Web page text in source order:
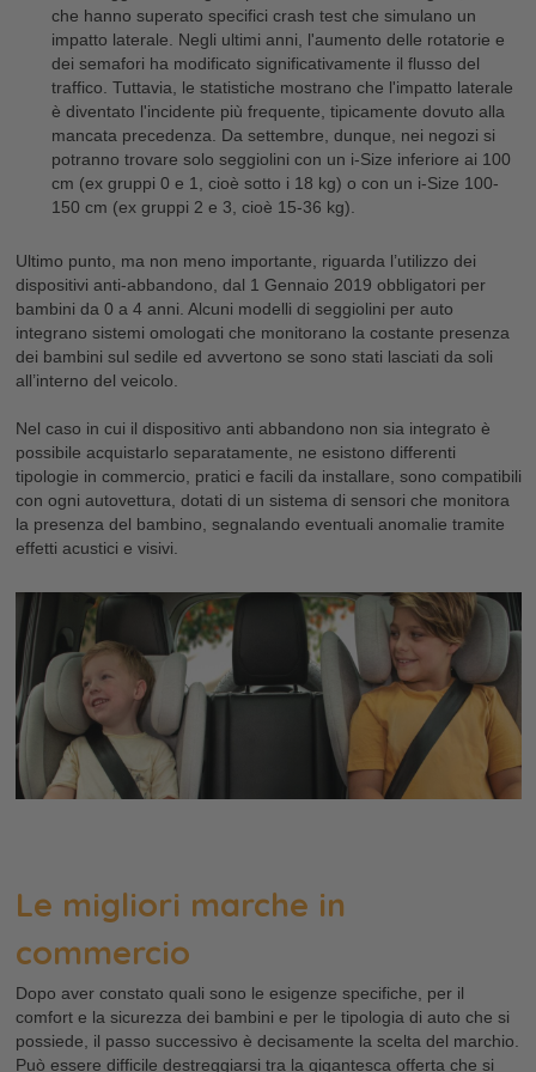
che hanno superato specifici crash test che simulano un
impatto laterale. Negli ultimi anni, l'aumento delle rotatorie e
dei semafori ha modificato significativamente il flusso del
traffico. Tuttavia, le statistiche mostrano che l'impatto laterale
è diventato l'incidente più frequente, tipicamente dovuto alla
mancata precedenza. Da settembre, dunque, nei negozi si
potranno trovare solo seggiolini con un i-Size inferiore ai 100
cm (ex gruppi 0 e 1, cioè sotto i 18 kg) o con un i-Size 100-
150 cm (ex gruppi 2 e 3, cioè 15-36 kg).
Ultimo punto, ma non meno importante, riguarda l’utilizzo dei
dispositivi anti-abbandono, dal 1 Gennaio 2019 obbligatori per
bambini da 0 a 4 anni. Alcuni modelli di seggiolini per auto
integrano sistemi omologati che monitorano la costante presenza
dei bambini sul sedile ed avvertono se sono stati lasciati da soli
all’interno del veicolo.
Nel caso in cui il dispositivo anti abbandono non sia integrato è
possibile acquistarlo separatamente, ne esistono differenti
tipologie in commercio, pratici e facili da installare, sono compatibili
con ogni autovettura, dotati di un sistema di sensori che monitora
la presenza del bambino, segnalando eventuali anomalie tramite
effetti acustici e visivi.
Le migliori marche in
commercio
Dopo aver constato quali sono le esigenze specifiche, per il
comfort e la sicurezza dei bambini e per le tipologia di auto che si
possiede, il passo successivo è decisamente la scelta del marchio.
Può essere difficile destreggiarsi tra la gigantesca offerta che si